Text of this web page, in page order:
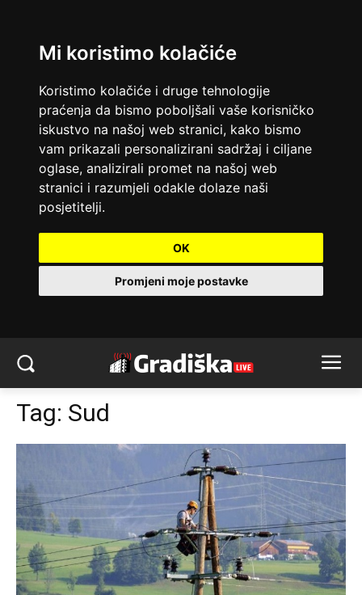
Mi koristimo kolačiće
Koristimo kolačiće i druge tehnologije
praćenja da bismo poboljšali vaše korisničko
iskustvo na našoj web stranici, kako bismo
vam prikazali personalizirani sadržaj i ciljane
oglase, analizirali promet na našoj web
stranici i razumjeli odakle dolaze naši
posjetitelji.
OK
Promjeni moje postavke
Tag: Sud